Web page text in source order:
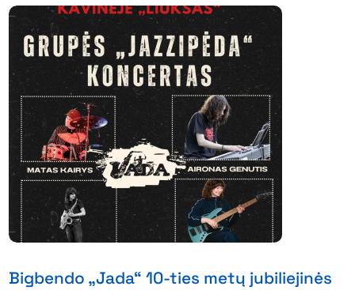
Bigbendo „Jada“ 10-ties metų jubiliejinės